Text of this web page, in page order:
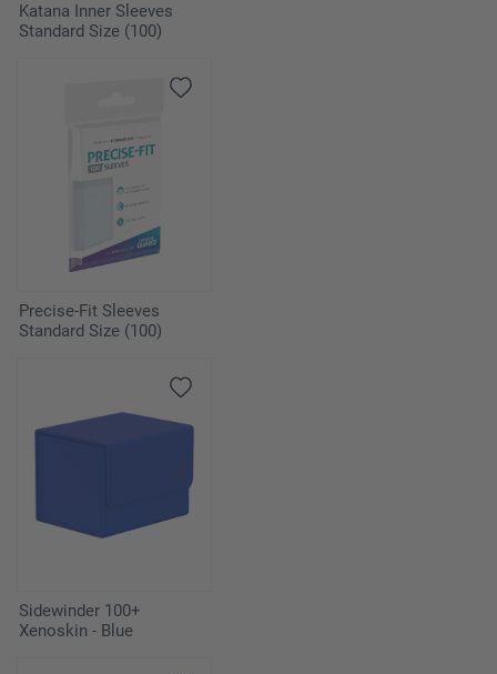
Katana Inner Sleeves
Standard Size (100)
Precise-Fit Sleeves
Standard Size (100)
Sidewinder 100+
Xenoskin - Blue